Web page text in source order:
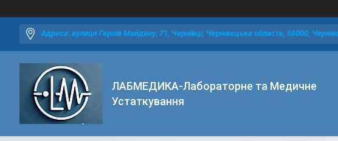
Адреса: вулиця Героїв Майдану, 71, Чернівці, Чернівецька область, 58000,
ЛАБМЕДИКА-Лабораторне та Медичне
Устаткування